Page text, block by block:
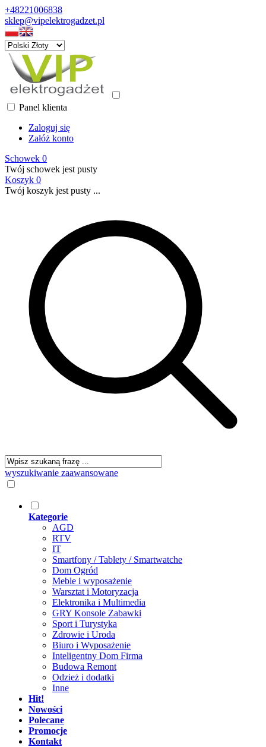
+48221006838
sklep@vipelektrogadzet.pl
Panel klienta
Zaloguj się
Załóż konto
Schowek 0
Twój schowek jest pusty
Koszyk 0
Twój koszyk jest pusty ...
wyszukiwanie zaawansowane
Kategorie
AGD
RTV
IT
Smartfony / Tablety / Smartwatche
Dom Ogród
Meble i wyposażenie
Warsztat i Motoryzacja
Elektronika i Multimedia
GRY Konsole Zabawki
Sport i Turystyka
Zdrowie i Uroda
Biuro i Wyposażenie
Inteligentny Dom Firma
Budowa Remont
Odzież i dodatki
Inne
Hit!
Nowości
Polecane
Promocje
Kontakt